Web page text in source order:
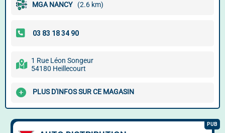
MGA NANCY (2.6 km)
1 Rue Léon Songeur
54180 Heillecourt
PLUS D'INFOS SUR CE MAGASIN